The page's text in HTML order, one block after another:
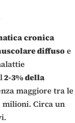
cronica
diffusoe
2-3% della
maggiore tra le
milioni. Circa un